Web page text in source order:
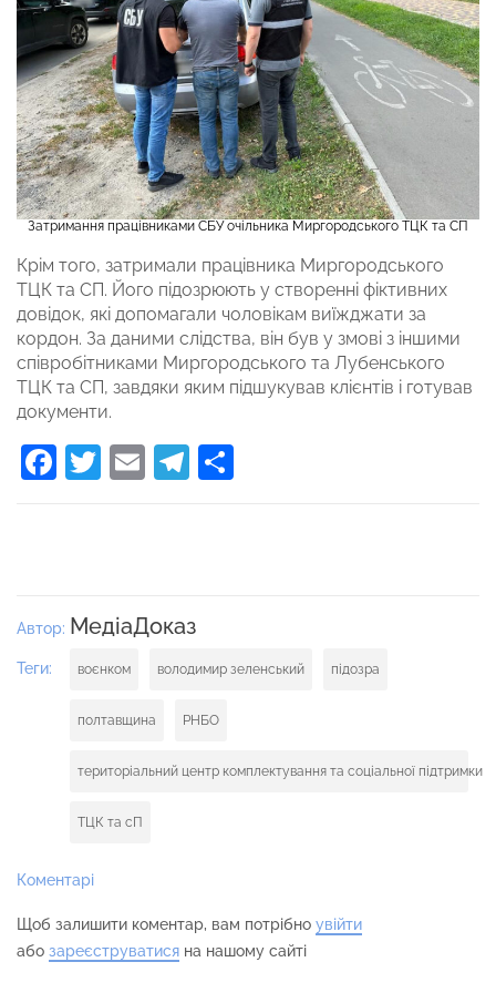
Затримання працівниками СБУ очільника Миргородського ТЦК та СП
Крім того, затримали працівника Миргородського
ТЦК та СП. Його підозрюють у створенні фіктивних
довідок, які допомагали чоловікам виїжджати за
кордон. За даними слідства, він був у змові з іншими
співробітниками Миргородського та Лубенського
ТЦК та СП, завдяки яким підшукував клієнтів і готував
документи.
Facebook
Twitter
EmailTelegram
Автор: МедіаДоказ
Теги: воєнком володимир зеленський підозра
полтавщина РНБО
територіальний центр комплектування та соціальної підтримки
ТЦК та сП
Коментарі
Щоб залишити коментар, вам потрібно увійти
або зареєструватися на нашому сайті